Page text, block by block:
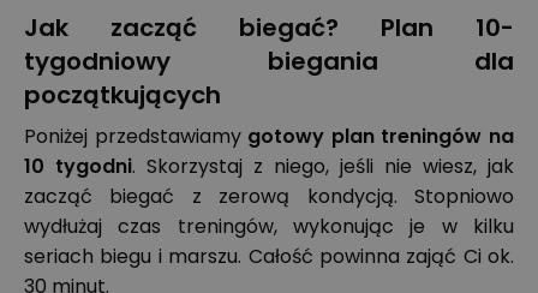
Jak zacząć biegać? Plan 10-
tygodniowy biegania dla
początkujących
Poniżej przedstawiamy gotowy plan treningów na
10 tygodni. Skorzystaj z niego, jeśli nie wiesz, jak
zacząć biegać z zerową kondycją. Stopniowo
wydłużaj czas treningów, wykonując je w kilku
seriach biegu i marszu. Całość powinna zająć Ci ok.
30 minut.